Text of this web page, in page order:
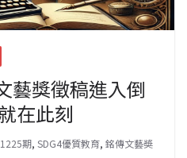
藝獎徵稿進入倒
在此刻
1225期, SDG4優質教育, 銘傳文藝奬